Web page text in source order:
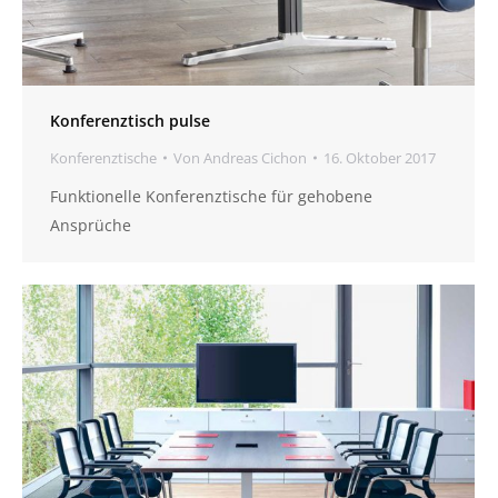
Konferenztisch pulse
Konferenztische Von Andreas Cichon 16. Oktober 2017
Funktionelle Konferenztische für gehobene
Ansprüche